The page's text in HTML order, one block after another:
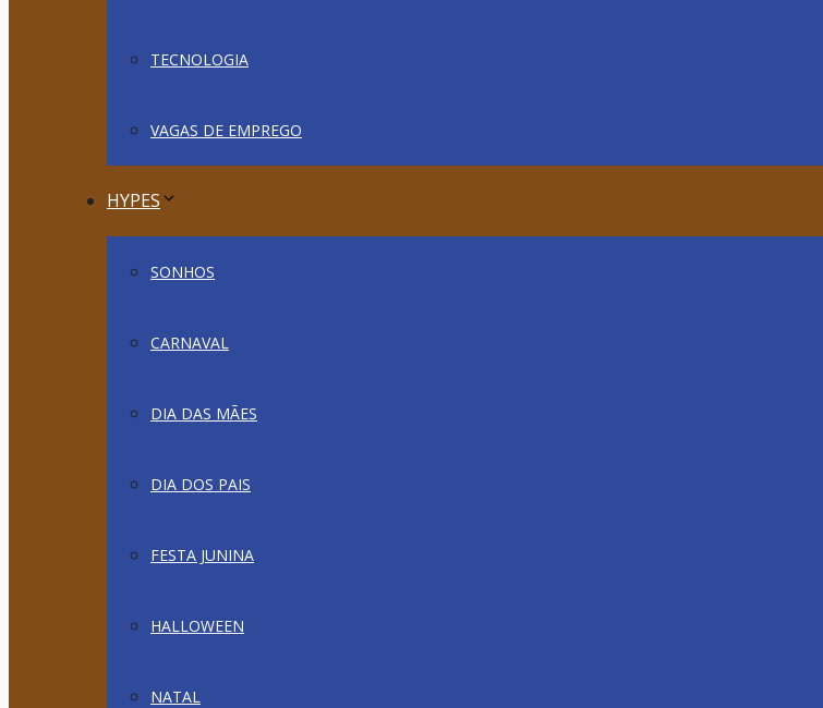
TECNOLOGIA
VAGAS DE EMPREGO
HYPES
SONHOS
CARNAVAL
DIA DAS MÃES
DIA DOS PAIS
FESTA JUNINA
HALLOWEEN
NATAL